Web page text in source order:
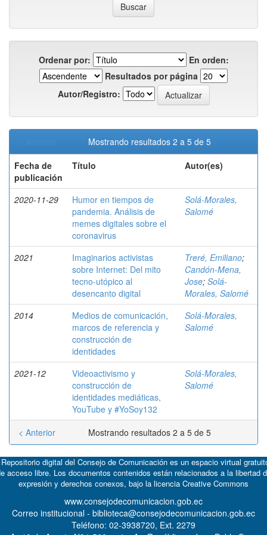
Ordenar por:
En orden:
Resultados por página
Autor/Registro:
Mostrando resultados 2 a 5 de 5
Fecha de
publicación
Título Autor(es)
2020-11-29
Humor en tiempos de
pandemia. Análisis de
memes digitales sobre el
coronavirus
Solá-Morales,
Salomé
2021
Imaginarios activistas
sobre Internet: Del mito
tecno-utópico al
desencanto digital
Treré, Emiliano;
Candón-Mena,
Jose; Solá-
Morales, Salomé
2014
Medios de comunicación,
marcos de referencia y
construcción de
identidades
Solá-Morales,
Salomé
2021-12
Videoactivismo y
construcción de
identidades mediáticas,
YouTube y #YoSoy132
Solá-Morales,
Salomé
Mostrando resultados 2 a 5 de 5
< Anterior
digital del Consejo de Comunicación es un espacio virtual
acceso libre. Los documentos contenidos están relacionados a la libertad
expresión y derechos conexos, bajo la licencia Creative Commons
www.consejodecomunicacion.gob.ec
Correo institucional - biblioteca@consejodecomunicacion.gob.ec
Teléfono: 02-3938720, Ext. 2279